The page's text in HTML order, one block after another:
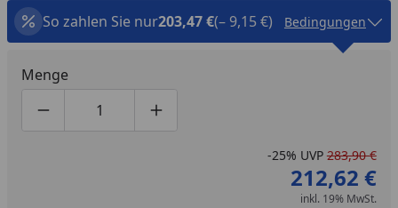
So zahlen Sie nur203,47 €(– 9,15 €) Bedingungen
Menge
Produktmenge um eins verringern
Produktmenge manuell eingeben
Produktmenge um eins erhöhen
-25% UVP 283,90 €
212,62 €
inkl. 19% MwSt.